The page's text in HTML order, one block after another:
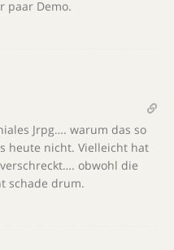
paar Demo.
Jrpg…. warum das so
heute nicht. Vielleicht hat
obwohl die
schade drum.